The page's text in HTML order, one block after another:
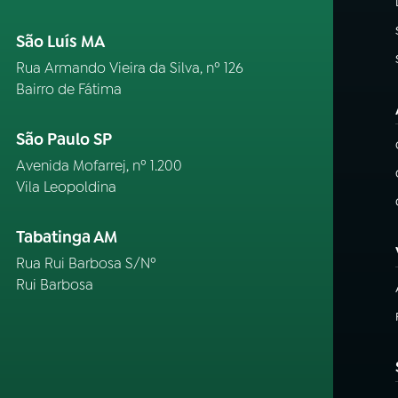
São Luís MA
Rua Armando Vieira da Silva, nº 126
Bairro de Fátima
São Paulo SP
Avenida Mofarrej, nº 1.200
Vila Leopoldina
Tabatinga AM
Rua Rui Barbosa S/Nº
Rui Barbosa